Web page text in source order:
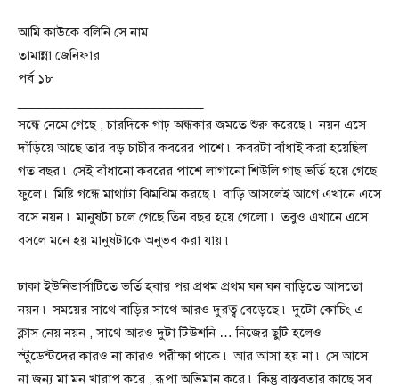
আমি কাউকে বলিনি সে নাম
তামান্না জেনিফার
পর্ব ১৮
সন্ধে নেমে গেছে , চারদিকে গাঢ় অন্ধকার জমতে শুরু করেছে ৷ নয়ন এসে
দাঁড়িয়ে আছে তার বড় চাচীর কবরের পাশে ৷ কবরটা বাঁধাই করা হয়েছিল
গত বছর ৷ সেই বাঁধানো কবরের পাশে লাগানো শিউলি গাছ ভর্তি হয়ে গেছে
ফুলে ৷ মিষ্টি গন্ধে মাথাটা ঝিমঝিম করছে ৷ বাড়ি আসলেই আগে এখানে এসে
বসে নয়ন ৷ মানুষটা চলে গেছে তিন বছর হয়ে গেলো ৷ তবুও এখানে এসে
বসলে মনে হয় মানুষটাকে অনুভব করা যায় ৷
ঢাকা ইউনিভার্সাটিতে ভর্তি হবার পর প্রথম প্রথম ঘন ঘন বাড়িতে আসতো
নয়ন ৷ সময়ের সাথে বাড়ির সাথে আরও দুরত্ব বেড়েছে ৷ দুটো কোচিং এ
ক্লাস নেয় নয়ন , সাথে আরও দুটা টিউশনি … নিজের ছুটি হলেও
স্টুডেন্টদের কারও না কারও পরীক্ষা থাকে ৷ আর আসা হয় না ৷ সে আসে
না জন্য মা মন খারাপ করে , রূপা অভিমান করে ৷ কিন্তু বাস্তবতার কাছে সব